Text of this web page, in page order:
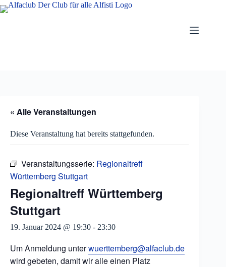
Zum
Inhalt
« Alle Veranstaltungen
Diese Veranstaltung hat bereits stattgefunden.
Veranstaltungsserie: Regionaltreff
Württemberg Stuttgart
Regionaltreff Württemberg
Stuttgart
19. Januar 2024 @ 19:30 - 23:30
Um Anmeldung unterwuerttemberg@alfaclub.de
wird gebeten, damit wir alle einen Platz